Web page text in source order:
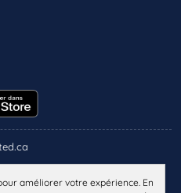
améliorer votre expérience. En